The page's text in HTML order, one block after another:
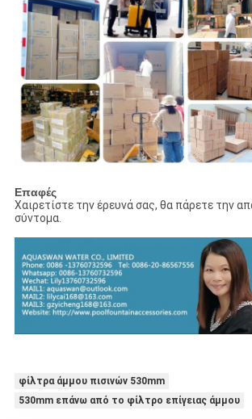
Επαφές
Χαιρετίστε την έρευνά σας, θα πάρετε την
σύντομα.
φίλτρα άμμου πισινών 530mm
530mm επάνω από το φίλτρο επίγειας άμμου